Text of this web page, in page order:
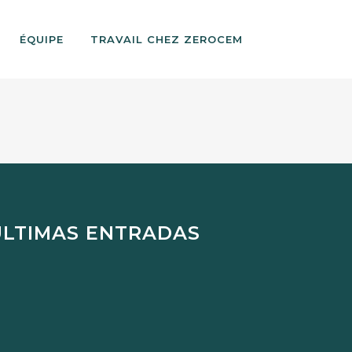
ÉQUIPE TRAVAIL CHEZ ZEROCEM
ENTRADAS